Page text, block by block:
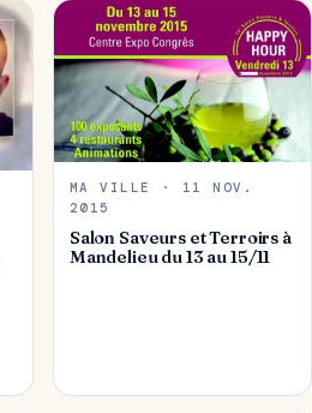
MA VILLE · 11 NOV.
2015
Salon Saveurs et Terroirs à
Mandelieu du 13 au 15/11